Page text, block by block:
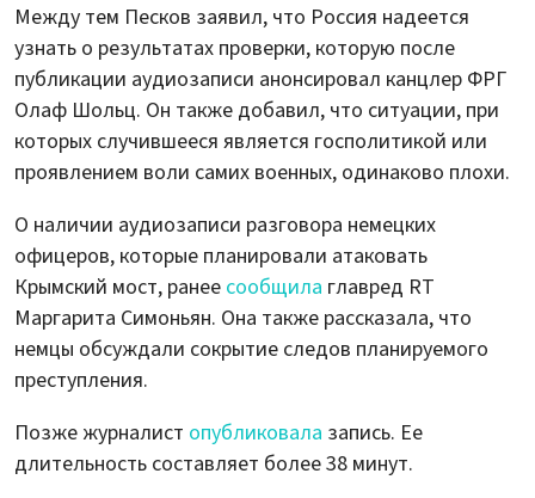
Между тем Песков заявил, что Россия надеется
узнать о результатах проверки, которую после
публикации аудиозаписи анонсировал канцлер ФРГ
Олаф Шольц. Он также добавил, что ситуации, при
которых случившееся является госполитикой или
проявлением воли самих военных, одинаково плохи.
О наличии аудиозаписи разговора немецких
офицеров, которые планировали атаковать
Крымский мост, ранее сообщила главред RT
Маргарита Симоньян. Она также рассказала, что
немцы обсуждали сокрытие следов планируемого
преступления.
Позже журналист опубликовала запись. Ее
длительность составляет более 38 минут.